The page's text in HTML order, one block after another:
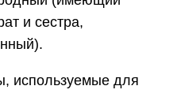
и сестра,
используемые для